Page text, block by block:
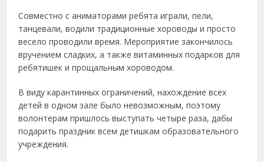
Совместно с аниматорами ребята играли, пели,
танцевали, водили традиционные хороводы и просто
весело проводили время. Мероприятие закончилось
вручением сладких, а также витаминных подарков для
ребятишек и прощальным хороводом.
В виду карантинных ограничений, нахождение всех
детей в одном зале было невозможным, поэтому
волонтерам пришлось выступать четыре раза, дабы
подарить праздник всем детишкам образовательного
учреждения.